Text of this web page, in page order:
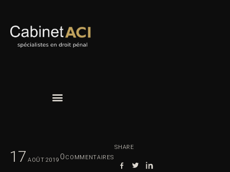
17 AOÛT 2019 0 COMMENTAIRES
SHARE